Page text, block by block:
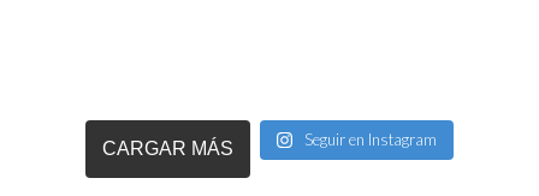
CARGAR MÁS Seguir en Instagram